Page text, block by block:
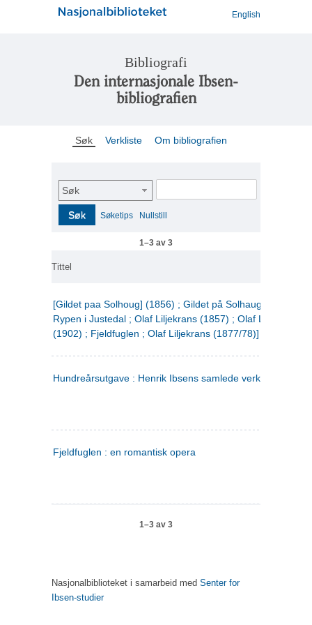
English
Bibliografi
Den internasjonale Ibsen-
bibliografien
Søk Verkliste Om bibliografien
Søk
Søk Søketips Nullstill
1–3 av 3
Tittel
[Gildet paa Solhoug] (1856) ; Gildet på Solhaug (1883) ;
Rypen i Justedal ; Olaf Liljekrans (1857) ; Olaf Liljekrans
(1902) ; Fjeldfuglen ; Olaf Liljekrans (1877/78)]
Hundreårsutgave : Henrik Ibsens samlede verker. 3
Fjeldfuglen : en romantisk opera
1–3 av 3
Nasjonalbiblioteket i samarbeid med Senter for
Ibsen-studier